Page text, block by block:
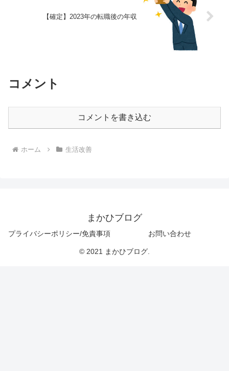
【確定】2023年の転職後の年収
コメント
コメントを書き込む
ホーム 生活改善
まかひブログ
プライバシーポリシー/免責事項 お問い合わせ
© 2021 まかひブログ.